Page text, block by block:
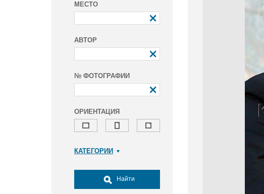
МЕСТО
АВТОР
№ ФОТОГРАФИИ
ОРИЕНТАЦИЯ
КАТЕГОРИИ
Досуг, туризм и отдых
Культура
Найти